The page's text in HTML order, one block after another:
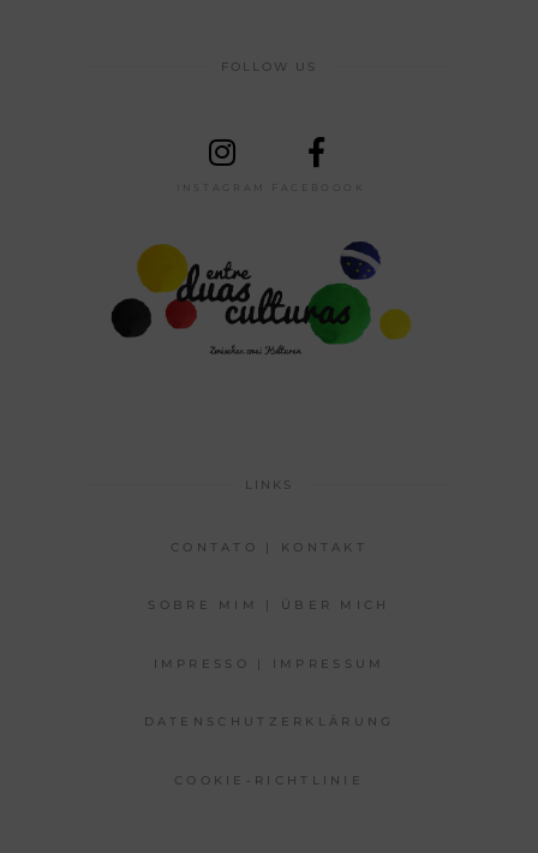
FOLLOW US
INSTAGRAM FACEBOOOK
LINKS
CONTATO | KONTAKT
SOBRE MIM | ÜBER MICH
IMPRESSO | IMPRESSUM
DATENSCHUTZERKLÄRUNG
COOKIE-RICHTLINIE